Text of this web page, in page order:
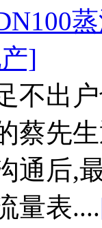
]
不出
蔡先
通后,
量表....